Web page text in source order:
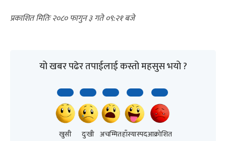
२०८० फागुन ३ गते ०९:२१
यो खबर पढेर तपाईलाई कस्तो महसुस भयो ?
खुसी दुःखी अचम्मितहाँस्यास्पदआक्रोशित